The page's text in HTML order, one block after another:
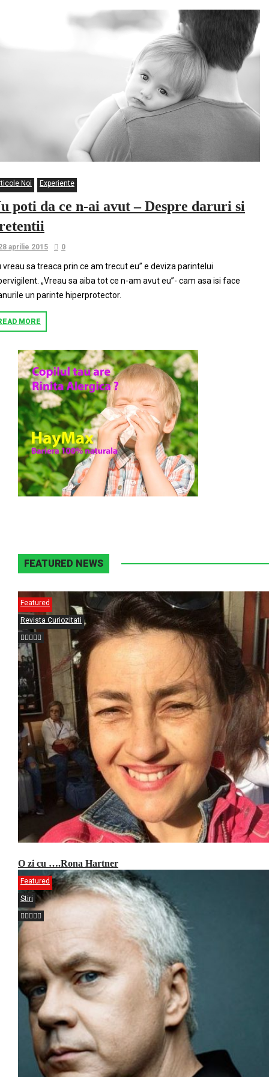
Noi Experiente
poti da ce n-ai avut – Despre daruri si
aprilie 2015 0
vreau sa treaca prin ce am trecut eu” e deviza parintelui
„Vreau sa aiba tot ce n-am avut eu”- cam asa isi face
un parinte hiperprotector.
MORE
FEATURED NEWS
Featured
Revista Curiozitati
O zi cu ….Rona Hartner
Featured
Stiri